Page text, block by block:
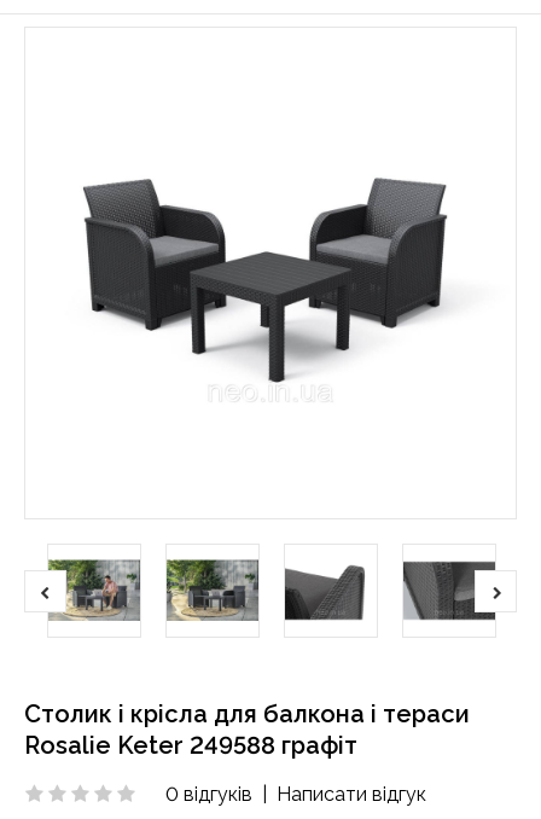
Столик і крісла для балкона і тераси
Rosalie Keter 249588 графіт
0 відгуків Написати відгук